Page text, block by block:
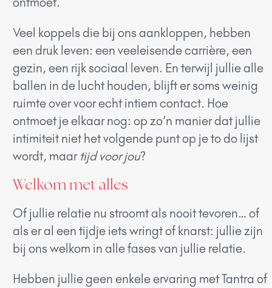
Veel koppels die bij ons aankloppen, hebben
een druk leven: een veeleisende carrière, een
gezin, een rijk sociaal leven. En terwijl jullie alle
ballen in de lucht houden, blijft er soms weinig
ruimte over voor echt intiem contact. Hoe
ontmoet je elkaar nog: op zo’n manier dat jullie
intimiteit niet het volgende punt op je to do lijst
wordt, maar tijd voor jou?
Welkom met alles
Of jullie relatie nu stroomt als nooit tevoren… of
als er al een tijdje iets wringt of knarst: jullie zijn
bij ons welkom in alle fases van jullie relatie.
Hebben jullie geen enkele ervaring met Tantra of